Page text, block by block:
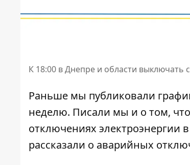
К 18:00 в Днепре и области выключать
Раньше мы публиковали
неделю. Писали мы и о том, что
отключениях электроэнергии
рассказали о аварийных